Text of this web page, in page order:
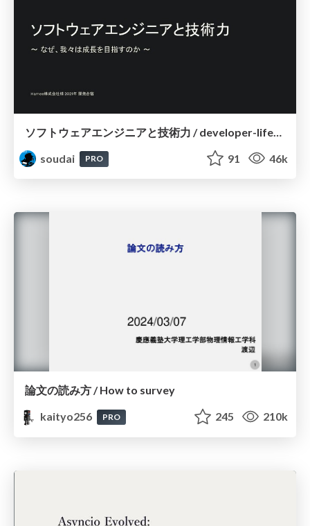
soudai
PRO 91 46k
論文の読み方 / How to survey
kaityo256
PRO 245 210k